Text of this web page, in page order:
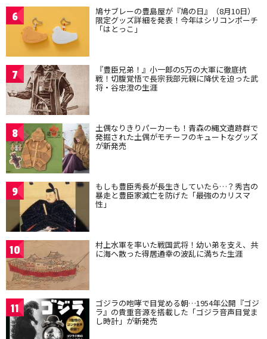
6 鳩サブレーの豊島屋が『鳩の日』（8月10日）
限定グッズ詳細を発表！今年はシリコンポーチ
「はとっこ」
7 『豊臣兄弟！』小一郎の5万の大軍に徹底抗
戦！切腹覚悟で長宗我部元親に降伏を迫った武
将・谷忠澄の生涯
8 土偶なりきりパーカーも！青森の縄文遺跡群で
発掘された土偶がモチーフのキュートなグッズ
が新発売
9 もしも豊臣秀長が長生きしていたら…？秀吉の
暴走と豊臣家滅亡を防げた「最強のカリスマ
性」
10 村上水軍を率いた戦国武将！幼い弟を支え、共
に海へ散った得居通幸の波乱に満ちた生涯
11 ゴジラの咆哮で目覚める朝…1954年公開『ゴジ
ラ』の貴重音源を搭載した「ゴジラ音声目覚ま
し時計」が新発売